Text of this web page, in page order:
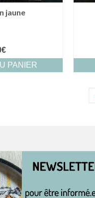
jaune
€
PANIER